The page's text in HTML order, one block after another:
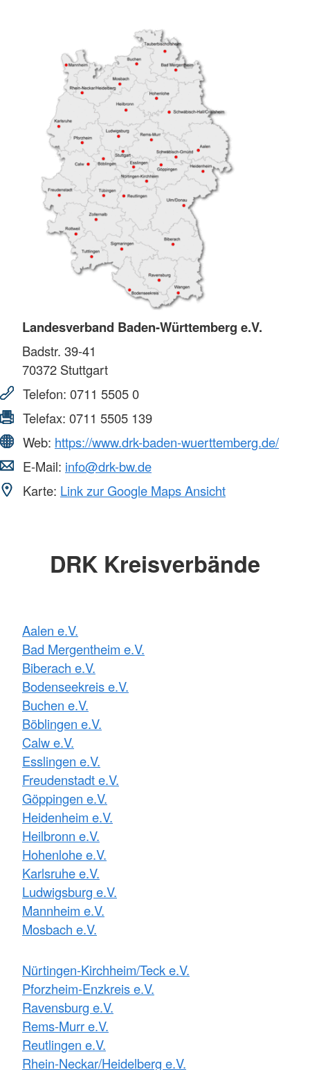
Landesverband Baden-Württemberg e.V.
Badstr. 39-41
70372 Stuttgart
Telefon: 0711 5505 0
Telefax: 0711 5505 139
Web: https://www.drk-baden-wuerttemberg.de/
E-Mail: info@drk-bw.de
Karte: Link zur Google Maps Ansicht
DRK Kreisverbände
Aalen e.V.
Bad Mergentheim e.V.
Biberach e.V.
Bodenseekreis e.V.
Buchen e.V.
Böblingen e.V.
Calw e.V.
Esslingen e.V.
Freudenstadt e.V.
Göppingen e.V.
Heidenheim e.V.
Heilbronn e.V.
Hohenlohe e.V.
Karlsruhe e.V.
Ludwigsburg e.V.
Mannheim e.V.
Mosbach e.V.
Nürtingen-Kirchheim/Teck e.V.
Pforzheim-Enzkreis e.V.
Ravensburg e.V.
Rems-Murr e.V.
Reutlingen e.V.
Rhein-Neckar/Heidelberg e.V.